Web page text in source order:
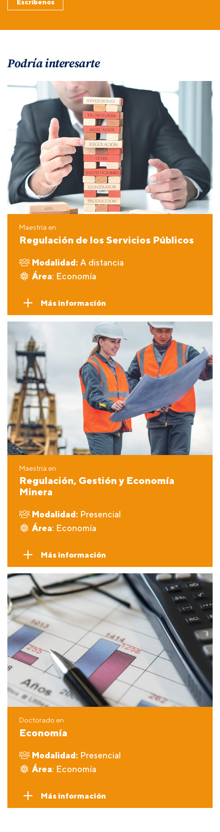
Escríbenos
Podría interesarte
Maestría en
Regulación de los Servicios Públicos
Modalidad: A distancia
Área: Economía
Más información
Maestría en
Regulación, Gestión y Economía
Minera
Modalidad: Presencial
Área: Economía
Más información
Doctorado en
Economía
Modalidad: Presencial
Área: Economía
Más información